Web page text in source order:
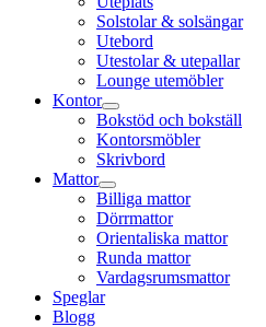
Solstolar & solsängar
Utebord
Utestolar & utepallar
Lounge utemöbler
Kontor
Bokstöd och bokställ
Kontorsmöbler
Skrivbord
Mattor
Billiga mattor
Dörrmattor
Orientaliska mattor
Runda mattor
Vardagsrumsmattor
Speglar
Blogg